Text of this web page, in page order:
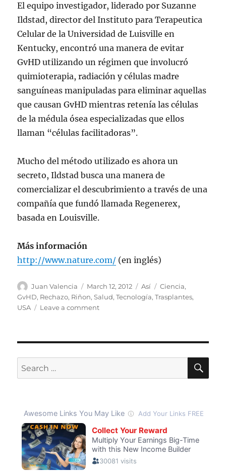
El equipo investigador, liderado por Suzanne
Ildstad, director del Instituto para Terapeutica
Celular de la Universidad de Luisville en
Kentucky, encontró una manera de evitar
GvHD utilizando un régimen que involucró
quimioterapia, radiación y células madre
sanguíneas manipuladas para eliminar aquellas
que causan GvHD mientras retenía las células
de la médula ósea especializadas que ellos
llaman “células facilitadoras”.
Mucho del método utilizado es ahora un
secreto, Ildstad busca una manera de
comercializar el descubrimiento a través de una
compañía que fundó llamada Regenerex,
basada en Louisville.
Más información
http://www.nature.com/ (en inglés)
Author
Juan Valencia
Posted
on
March 12, 2012 Categories
Así Tags
Ciencia,
GvHD, Rechazo, Riñon,Salud,Tecnología,Trasplantes,
USA
Leave a commenton
emparentados
de
Search
for: